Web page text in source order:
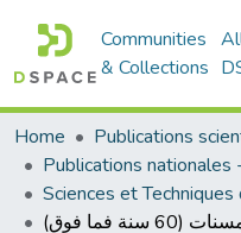
Communities
& Collections
Home